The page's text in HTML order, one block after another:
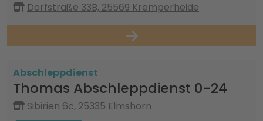
Dorfstraße 33B, 25569 Kremperheide
Abschleppdienst
Thomas Abschleppdienst 0-24
Sibirien 6c, 25335 Elmshorn